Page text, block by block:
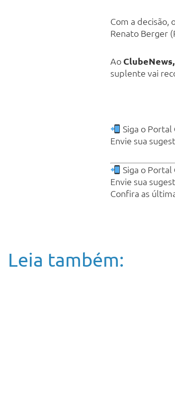
Com a
Renato Berger
Ao ClubeNews,
suplente vai
Siga o Portal
Envie sua
Siga o Portal
Envie sua
Confira as
Leia também: